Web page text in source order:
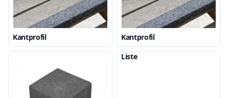
Kantprofil Kantprofil
Liste